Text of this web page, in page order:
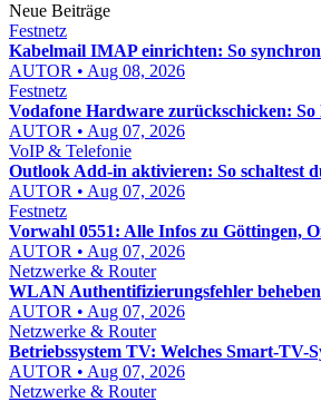
Neue Beiträge
Festnetz
Kabelmail IMAP einrichten: So
AUTOR • Aug 08, 2026
Festnetz
Vodafone Hardware zurückschicken:
AUTOR • Aug 07, 2026
VoIP & Telefonie
Outlook Add-in aktivieren: So schaltest
AUTOR • Aug 07, 2026
Festnetz
Vorwahl 0551: Alle Infos zu Göttingen,
AUTOR • Aug 07, 2026
Netzwerke & Router
WLAN Authentifizierungsfehler
AUTOR • Aug 07, 2026
Netzwerke & Router
Betriebssystem TV: Welches Smart-TV-
AUTOR • Aug 07, 2026
Netzwerke & Router